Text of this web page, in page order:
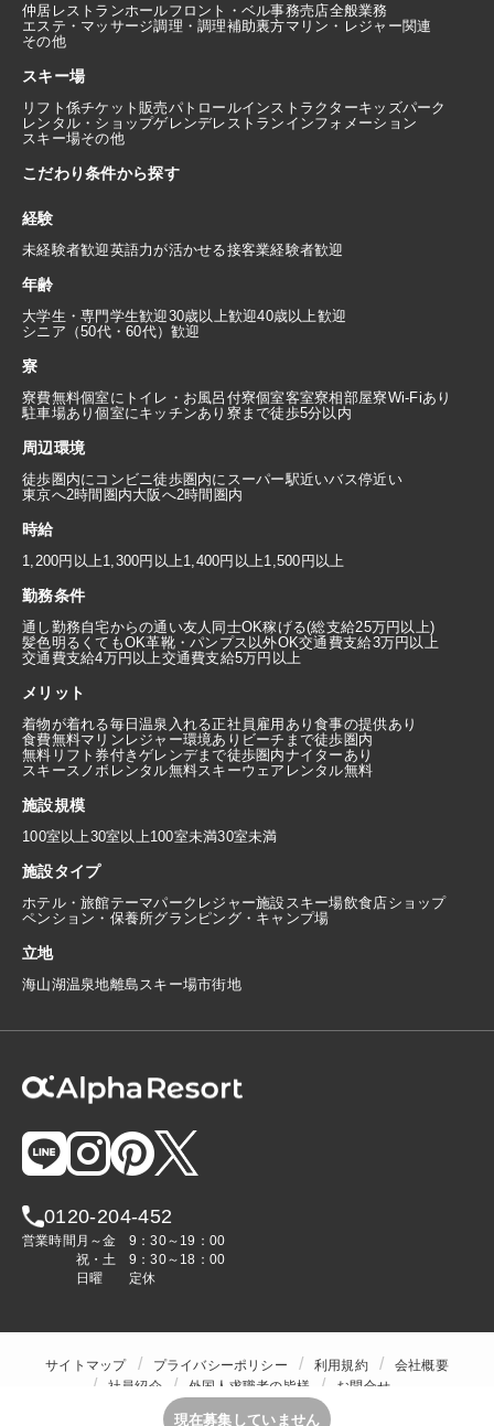
仲居 レストランホールフロント・ベル事務売店全般業務
エステ・マッサージ調理・調理補助裏方マリン・レジャー関連
その他
スキー場
リフト係チケット販売パトロールインストラクターキッズパーク
レンタル・ショップゲレンデレストラン インフォメーション
スキー場その他
こだわり条件から探す
経験
未経験者歓迎英語力が活かせる接客業経験者歓迎
年齢
大学生・専門学生歓迎30歳以上歓迎40歳以上歓迎
シニア（50代・60代）歓迎
寮
寮費無料個室にトイレ・お風呂付寮個室客室寮相部屋寮Wi-Fiあり
駐車場あり個室にキッチンあり 寮まで徒歩5分以内
周辺環境
徒歩圏内にコンビニ徒歩圏内にスーパー駅近いバス停近い
東京へ2時間圏内大阪へ2時間圏内
時給
1,200円以上1,300円以上1,400円以上1,500円以上
勤務条件
通し勤務自宅からの通い友人同士OK稼げる(総支給25万円以上)
髪色明るくてもOK革靴・パンプス以外OK交通費支給3万円以上
交通費支給4万円以上交通費支給5万円以上
メリット
着物が着れる毎日温泉入れる正社員雇用あり食事の提供あり
食費無料マリンレジャー環境あり ビーチまで徒歩圏内
無料リフト券付きゲレンデまで徒歩圏内ナイターあり
スキースノボレンタル無料スキーウェアレンタル無料
施設規模
100室以上30室以上100室未満30室未満
施設タイプ
ホテル・旅館テーマパーク レジャー施設 スキー場飲食店ショップ
ペンション・保養所グランピング・キャンプ場
立地
海山湖温泉地離島 スキー場市街地
0120-204-452
営業時間 月～金
9：30～19：00
祝・土
9：30～18：00
日曜
定休
サイトマップ プライバシーポリシー 利用規約
会社概要
社員紹介
外国人求職者の皆様
お問合せ
現在募集していません